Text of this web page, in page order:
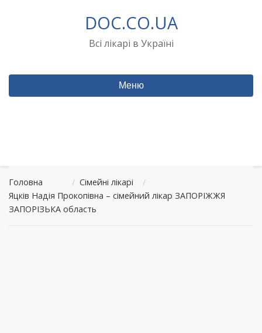
DOC.CO.UA
Всі лікарі в Україні
Меню
Головна / Сімейні лікарі
/
Яцків Надія Прокопівна – сімейний лікар ЗАПОРІЖЖЯ
ЗАПОРІЗЬКА область